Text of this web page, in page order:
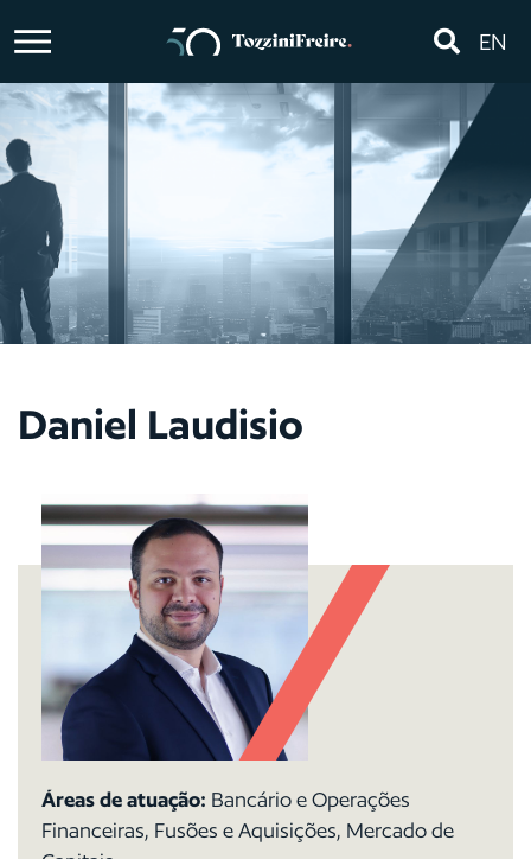
EN
Daniel Laudisio
Áreas de atuação: Bancário e Operações
Financeiras, Fusões e Aquisições, Mercado de